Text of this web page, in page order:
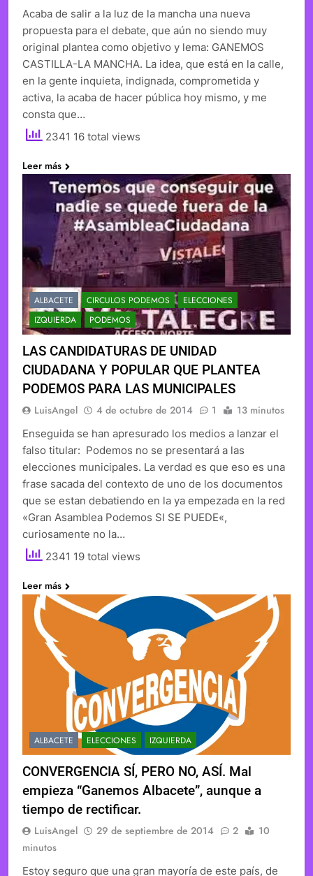
Acaba de salir a la luz de la mancha una nueva
propuesta para el debate, que aún no siendo muy
original plantea como objetivo y lema: GANEMOS
CASTILLA-LA MANCHA. La idea, que está en la calle,
en la gente inquieta, indignada, comprometida y
activa, la acaba de hacer pública hoy mismo, y me
consta que…
2341 16 total views
Leer más
ALBACETE CIRCULOS PODEMOS
ELECCIONES
IZQUIERDA
PODEMOS
LAS CANDIDATURAS DE UNIDAD
CIUDADANA Y POPULAR QUE PLANTEA
PODEMOS PARA LAS MUNICIPALES
LuisAngel 4 de octubre de 2014 1 13 minutos
Enseguida se han apresurado los medios a lanzar el
falso titular: Podemos no se presentará a las
elecciones municipales. La verdad es que eso es una
frase sacada del contexto de uno de los documentos
que se estan debatiendo en la ya empezada en la red
«Gran Asamblea Podemos SI SE PUEDE«,
curiosamente no la…
2341 19 total views
Leer más
ALBACETE ELECCIONES IZQUIERDA
CONVERGENCIA SÍ, PERO NO, ASÍ. Mal
empieza “Ganemos Albacete”, aunque a
tiempo de rectificar.
LuisAngel 29 de septiembre de 2014 2
10
minutos
Estoy seguro que una gran mayoría de este país, de